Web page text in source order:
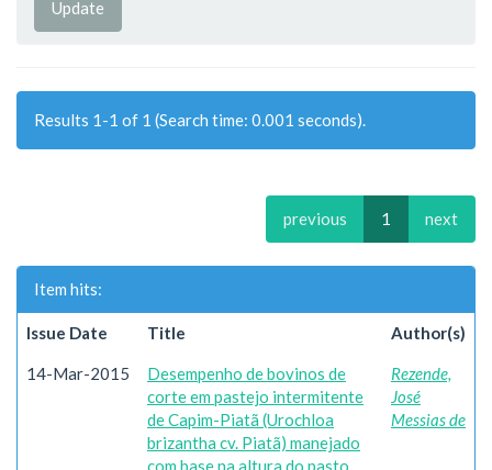
Results 1-1 of 1 (Search time: 0.001 seconds).
previous 1 next
Item hits:
Issue Date Title Author(s)
14-Mar-2015
Desempenho de bovinos de
corte em pastejo intermitente
de Capim-Piatã (Urochloa
brizantha cv. Piatã) manejado
com base na altura do pasto,
Rezende,
José
Messias de